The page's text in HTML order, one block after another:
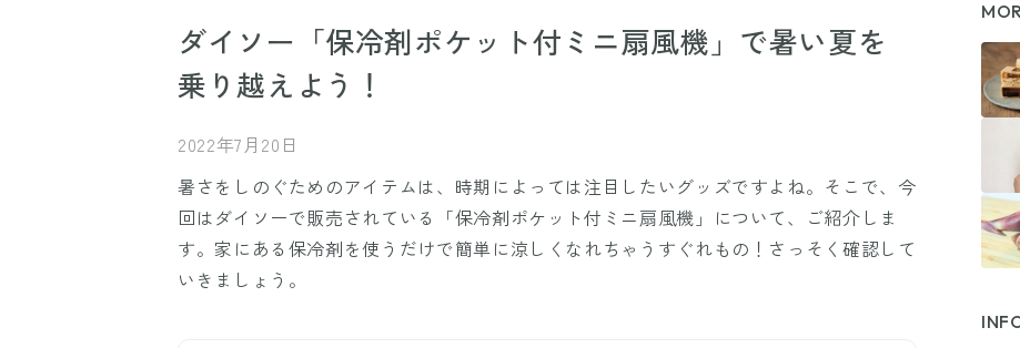
ダイソー「保冷剤ポケット付ミニ扇風機」で暑い夏を
乗り越えよう！
2022年7月20日
暑さをしのぐためのアイテムは、時期によっては注目したいグッズですよね。そこで、今
回はダイソーで販売されている「保冷剤ポケット付ミニ扇風機」について、ご紹介しま
す。家にある保冷剤を使うだけで簡単に涼しくなれちゃうすぐれもの！さっそく確認して
いきましょう。